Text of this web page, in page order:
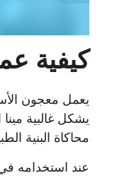
كيفية
يعمل معجون
يشكل غالبية
محاكاة البنية
عند استخدامه